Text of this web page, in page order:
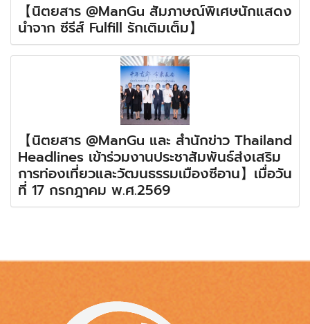
【นิตยสาร @ManGu สัมภาษณ์พิเศษนักแสดง
นำจาก ซีรีส์ Fulfill รักเติมเต็ม】
【นิตยสาร @ManGu และ สำนักข่าว Thailand
Headlines เข้าร่วมงานประชาสัมพันธ์ส่งเสริม
การท่องเที่ยวและวัฒนธรรมเมืองซีอาน】เมื่อวัน
ที่ 17 กรกฎาคม พ.ศ.2569